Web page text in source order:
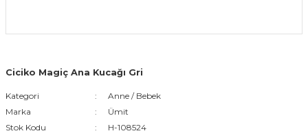
Ciciko Magiç Ana Kucağı Gri
Kategori
Anne / Bebek
Marka
Ümit
Stok Kodu
H-108524